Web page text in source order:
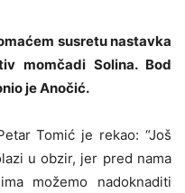
susretu nastavka
momčadi Solina. Bod
je Anočić.
Tomić je rekao: “Još
u obzir, jer pred nama
možemo nadoknaditi